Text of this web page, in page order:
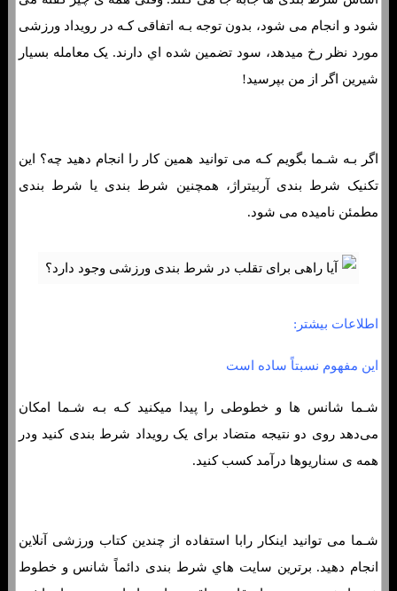
شود و انجام می شود، بدون توجه بـه اتفاقی کـه در رویداد ورزشی
مورد نظر رخ میدهد، سود تضمین شده اي دارند. یک معامله بسیار
شیرین اگر از من بپرسید!
اگر بـه شـما بگویم کـه می توانید همین کار را انجام دهید چه؟ این
تکنیک شرط بندی آربیتراژ، همچنین شرط بندی یا شرط بندی
مطمئن نامیده می شود.
اطلاعات بیشتر:
این مفهوم نسبتاً ساده است
شـما شانس ها و خطوطی را پیدا میکنید کـه بـه شـما امکان
می‌دهد روی دو نتیجه متضاد برای یک رویداد شرط بندی کنید ودر
همه ی سناریوها درآمد کسب کنید.
شـما می توانید اینکار رابا استفاده از چندین کتاب ورزشی آنلاین
انجام دهید. برترین سایت هاي‌ شرط بندی دائماً شانس و خطوط